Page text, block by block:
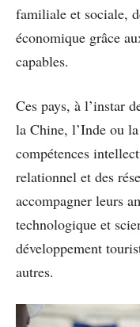
familiale et sociale,
économique grâce
capables.
Ces pays, à l’instar
la Chine, l’Inde ou
compétences
relationnel et des
accompagner leurs
technologique et
développement
autres.